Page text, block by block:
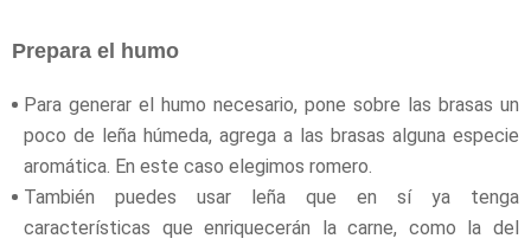
Prepara el humo
Para generar el humo necesario, pone sobre las brasas un
poco de leña húmeda, agrega a las brasas alguna especie
aromática. En este caso elegimos romero.
También puedes usar leña que en sí ya tenga
características que enriquecerán la carne, como la del